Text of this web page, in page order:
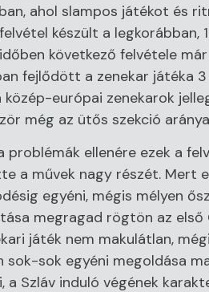
ahol slampos játékot és
készült a legkorábban,
következő felvétele
fejlődött a zenekar játéka
európai zenekarok
még az ütős szekció
ellenére ezek a
a művek nagy részét. Mert
egyéni, mégis mélyen
megragad rögtön az
játék nem makulátlan,
sok egyéni megoldása
Szláv induló végének